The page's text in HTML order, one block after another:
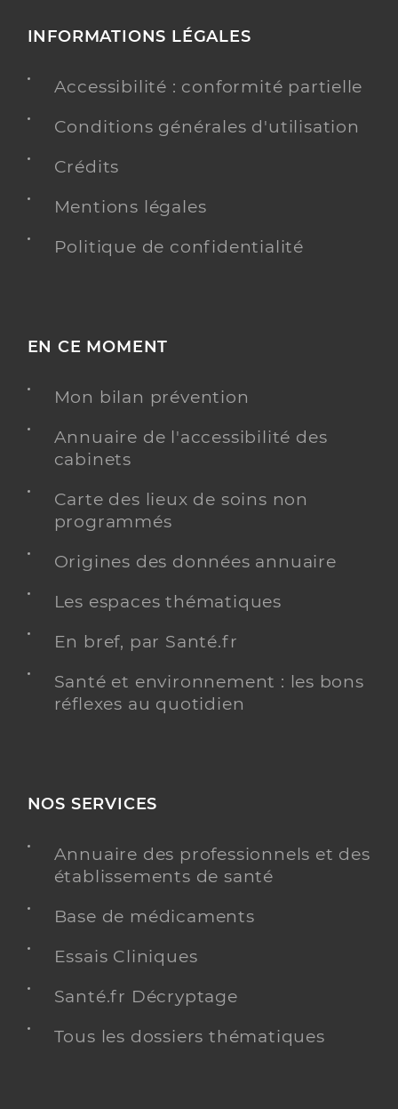
INFORMATIONS LÉGALES
Accessibilité : conformité partielle
Conditions générales d'utilisation
Crédits
Mentions légales
Politique de confidentialité
EN CE MOMENT
Mon bilan prévention
Annuaire de l'accessibilité des
cabinets
Carte des lieux de soins non
programmés
Origines des données annuaire
Les espaces thématiques
En bref, par Santé.fr
Santé et environnement : les bons
réflexes au quotidien
NOS SERVICES
Annuaire des professionnels et des
établissements de santé
Base de médicaments
Essais Cliniques
Santé.fr Décryptage
Tous les dossiers thématiques